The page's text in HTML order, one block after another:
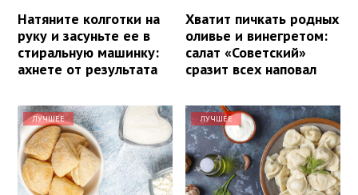
Натяните колготки на
руку и засуньте ее в
стиральную машинку:
ахнете от результата
Хватит пичкать родных
оливье и винегретом:
салат «Советский»
сразит всех наповал
ЛУЧШЕЕ ЛУЧШЕЕ